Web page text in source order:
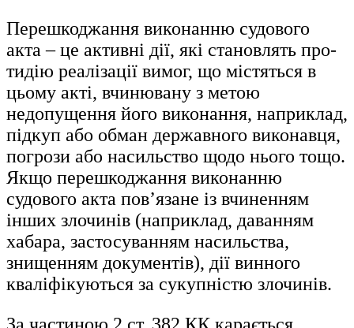
Перешкоджання виконанню судового
акта – це активні дії, які становлять про­
тидію реалізації вимог, що містяться в
цьому акті, вчинювану з метою
недопущення його виконання, наприклад,
підкуп або обман державного виконавця,
погрози або насильство щодо нього тощо.
Якщо перешкоджання виконанню
судового акта пов’язане із вчиненням
інших злочинів (наприклад, даванням
хабара, застосуванням насильства,
знищенням документів), дії винного
кваліфікуються за сукупністю злочинів.